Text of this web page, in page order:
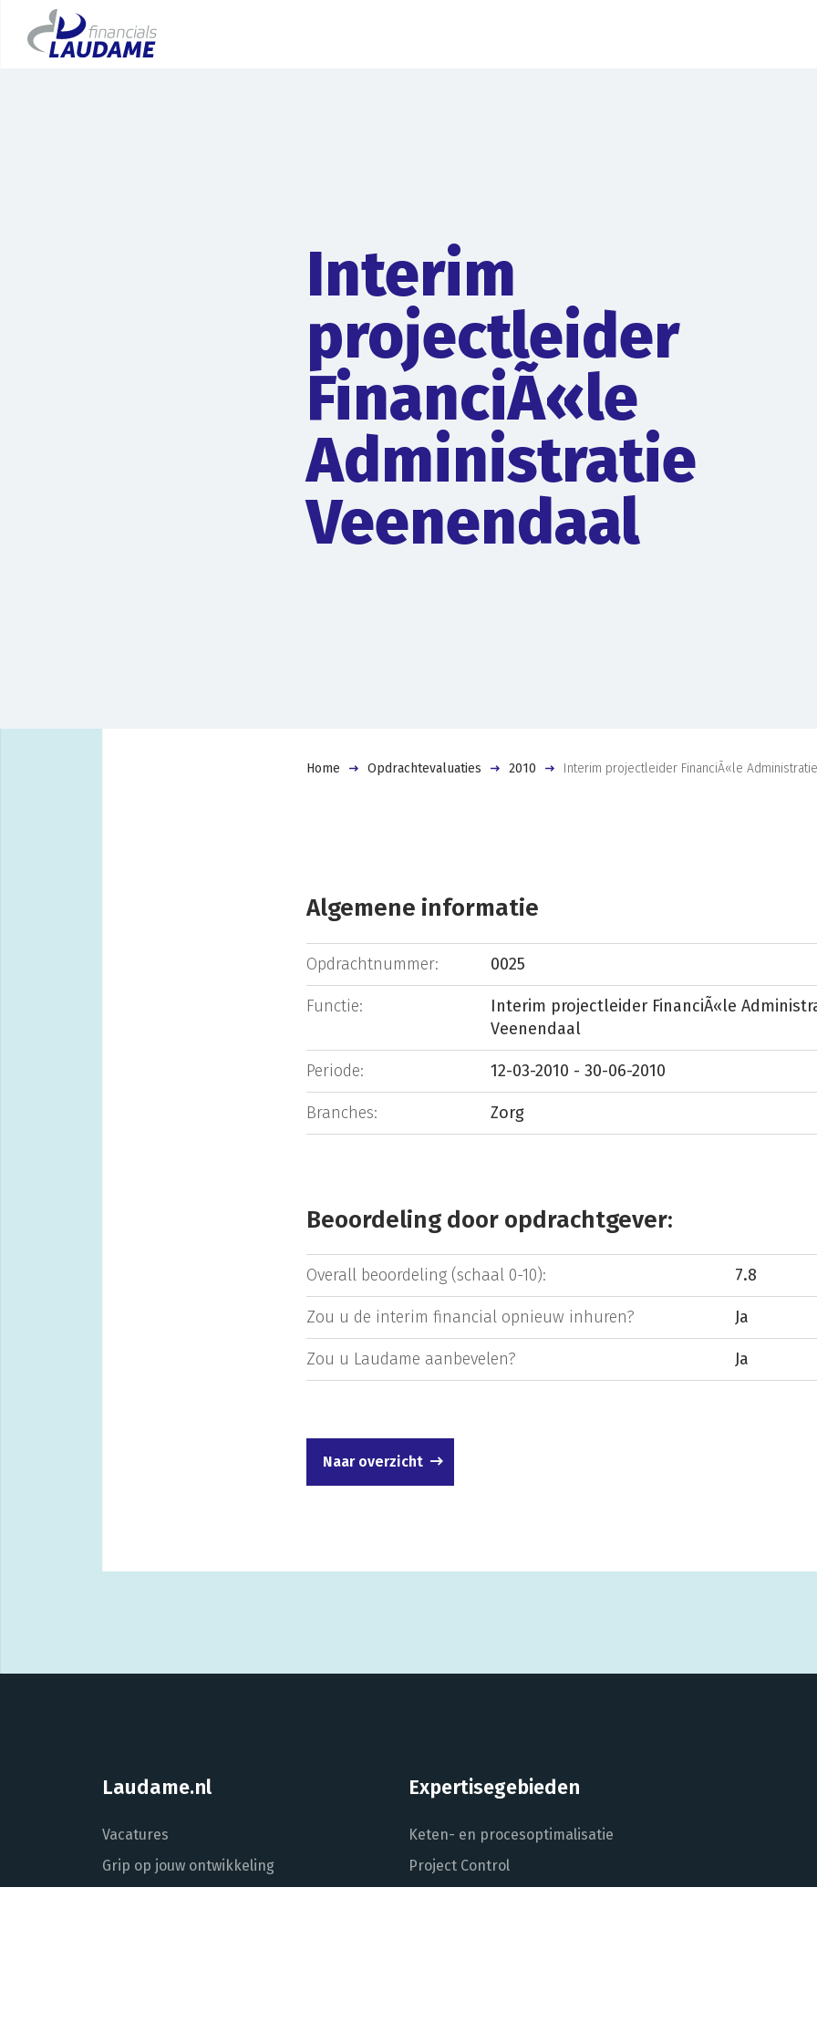
Interim
projectleider
FinanciÃ«le
Administratie
Veenendaal
Home Opdrachtevaluaties 2010 Interim projectleider FinanciÃ«le
Algemene informatie
Opdrachtnummer: 0025
Functie:
Interim projectleider FinanciÃ«le
Veenendaal
Periode: 12-03-2010 - 30-06-2010
Branches: Zorg
Beoordeling door opdrachtgever:
Overall beoordeling (schaal 0-10): 7.8
Zou u de interim financial opnieuw inhuren? Ja
Zou u Laudame aanbevelen? Ja
Naar overzicht
Laudame.nl
Vacatures
Grip op jouw ontwikkeling
Expertisegebieden
Keten- en procesoptimalisatie
Project Control